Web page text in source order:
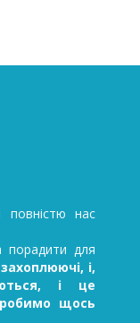
нас
для
і,
і це
щось
.....та